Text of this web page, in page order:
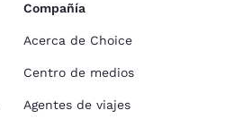
Compañía
Acerca de Choice
Centro de medios
Agentes de viajes